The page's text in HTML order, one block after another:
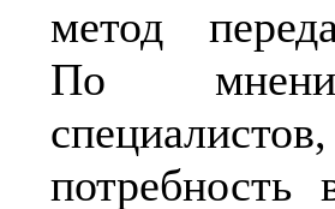
метод
По
потребность